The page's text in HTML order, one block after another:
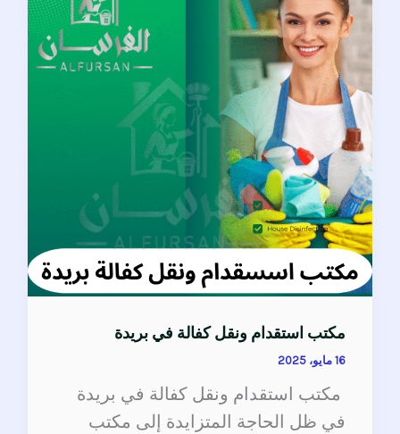
مكتب استقدام ونقل كفالة في بريدة
16 مايو، 2025
مكتب استقدام ونقل كفالة في بريدة
في ظل الحاجة المتزايدة إلى مكتب
ونقل
كفالة
في
بريدة